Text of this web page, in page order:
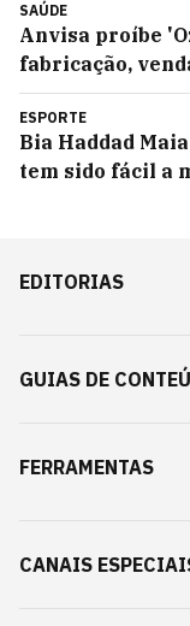
SAÚDE
Anvisa proíbe
fabricação,
ESPORTE
Bia Haddad
tem sido fácil a
EDITORIAS
GUIAS DE
FERRAMENTAS
CANAIS